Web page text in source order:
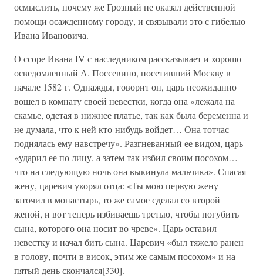
осмыслить, почему же Грозный не оказал действенной
помощи осажденному городу, и связывали это с гибелью
Ивана Ивановича.
О ссоре Ивана IV с наследником рассказывает и хорошо
осведомленный А. Поссевино, посетивший Москву в
начале 1582 г. Однажды, говорит он, царь неожиданно
вошел в комнату своей невестки, когда она «лежала на
скамье, одетая в нижнее платье, так как была беременна и
не думала, что к ней кто-нибудь войдет… Она тотчас
поднялась ему навстречу». Разгневанный ее видом, царь
«ударил ее по лицу, а затем так избил своим посохом…
что на следующую ночь она выкинула мальчика». Спасая
жену, царевич укорял отца: «Ты мою первую жену
заточил в монастырь, то же самое сделал со второй
женой, и вот теперь избиваешь третью, чтобы погубить
сына, которого она носит во чреве». Царь оставил
невестку и начал бить сына. Царевич «был тяжело ранен
в голову, почти в висок, этим же самым посохом» и на
пятый день скончался[330].